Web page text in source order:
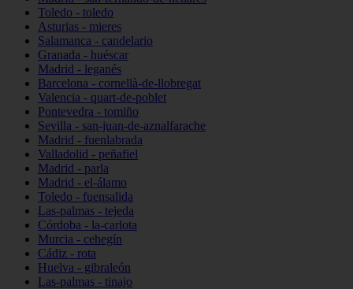
Toledo - toledo
Asturias - mieres
Salamanca - candelario
Granada - huéscar
Madrid - leganés
Barcelona - cornellà-de-llobregat
Valencia - quart-de-poblet
Pontevedra - tomiño
Sevilla - san-juan-de-aznalfarache
Madrid - fuenlabrada
Valladolid - peñafiel
Madrid - parla
Madrid - el-álamo
Toledo - fuensalida
Las-palmas - tejeda
Córdoba - la-carlota
Murcia - cehegín
Cádiz - rota
Huelva - gibraleón
Las-palmas - tinajo